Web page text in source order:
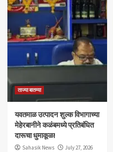
ताज्या बातम्या
यवतमाळ उत्पादन शुल्क विभागाच्या
मेहेरबानीने कळंबमध्ये प्रतिबंधित
दारूचा धुमाकूळ!
Sahasik News
July 27, 2026